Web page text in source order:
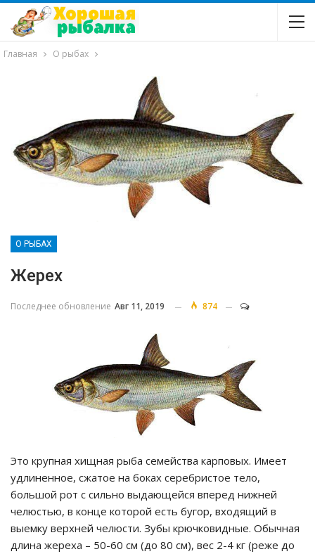
Главная О рыбах
О РЫБАХ
Жерех
Последнее обновление Авг 11, 2019 874
Это крупная хищная рыба семейства карповых. Имеет
удлиненное, сжатое на боках серебристое тело,
большой рот с сильно выдающейся вперед нижней
челюстью, в конце которой есть бугор, входящий в
выемку верхней челюсти. Зубы крючковидные. Обычная
длина жереха – 50-60 см (до 80 см), вес 2-4 кг (реже до